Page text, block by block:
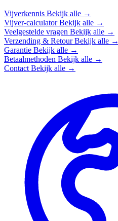
Vijverkennis Bekijk alle →
Vijver-calculatorBekijk alle →
Veelgestelde vragen Bekijk alle →
Verzending & RetourBekijk alle →
Garantie Bekijk alle →
Betaalmethoden Bekijk alle →
Contact Bekijk alle →